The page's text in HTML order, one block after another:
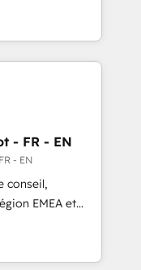
HubSpot’s
expert-led
built apps,
with inbound,
UX, messaging,
🤖AI
🧩
- FR - EN
- EN
conseil,
EMEA et
en
CRM et